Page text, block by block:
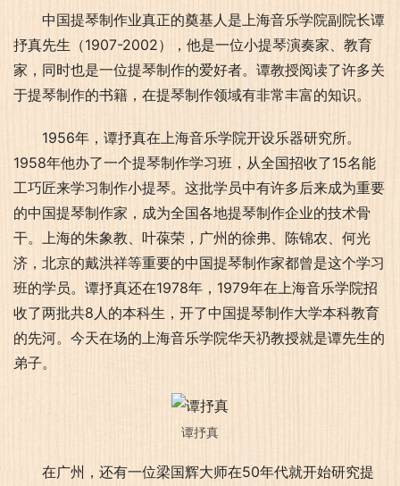
中国提琴制作业真正的奠基人是上海音乐学院副院长谭
抒真先生（1907-2002），他是一位小提琴演奏家、教育
家，同时也是一位提琴制作的爱好者。谭教授阅读了许多关
于提琴制作的书籍，在提琴制作领域有非常丰富的知识。
1956年，谭抒真在上海音乐学院开设乐器研究所。
1958年他办了一个提琴制作学习班，从全国招收了15名能
工巧匠来学习制作小提琴。这批学员中有许多后来成为重要
的中国提琴制作家，成为全国各地提琴制作企业的技术骨
干。上海的朱象教、叶葆荣，广州的徐弗、陈锦农、何光
济，北京的戴洪祥等重要的中国提琴制作家都曾是这个学习
班的学员。谭抒真还在1978年，1979年在上海音乐学院招
收了两批共8人的本科生，开了中国提琴制作大学本科教育
的先河。今天在场的上海音乐学院华天礽教授就是谭先生的
弟子。
谭抒真
在广州，还有一位梁国辉大师在50年代就开始研究提